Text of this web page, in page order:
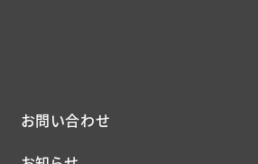
お問い合わせ